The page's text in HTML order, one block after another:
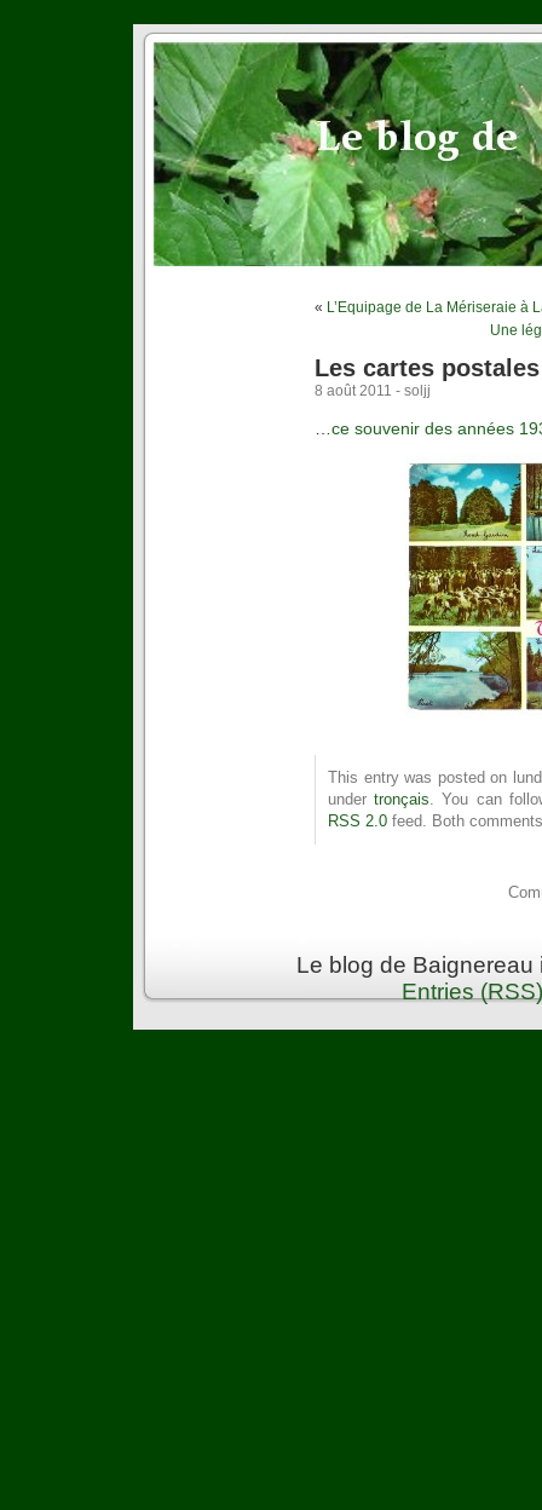
« L’Equipage de La Mériseraie à
Une
Les cartes
8 août 2011 - soljj
ce souvenir des années
This entry was posted on
undertronçais. You can
RSS 2.0 feed. Both
Le blog de
Entries (RSS)